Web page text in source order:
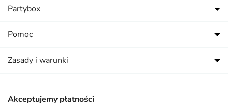
Akceptujemy płatności
Partybox
Pomoc
Zasady i warunki